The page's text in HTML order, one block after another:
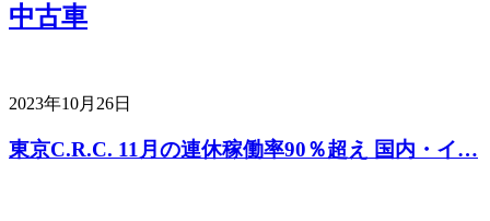
中古車
2023年10月26日
東京C.R.C. 11月の連休稼働率90％超え 国内・イ…